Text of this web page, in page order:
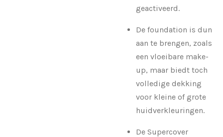
geactiveerd.
De foundation is dun
aan te brengen, zoals
een vloeibare make-
up, maar biedt toch
volledige dekking
voor kleine of grote
huidverkleuringen.
De Supercover